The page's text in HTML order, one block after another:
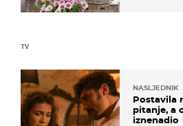
TV
NASLJEDNIK
Postavila
pitanje, a
iznenadio